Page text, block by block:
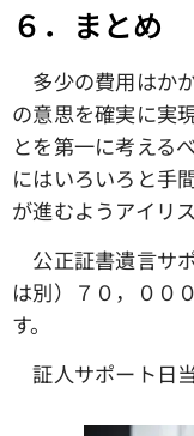
６．まとめ
多少の費用はか
の意思を確実に実
とを第一に考える
にはいろいろと手
が進むようアイリ
公正証書遺言サ
は別）７０，００
す。
証人サポート日